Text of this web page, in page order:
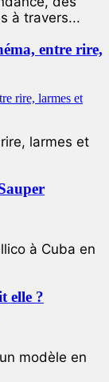
à travers...
entre rire,
larmes et
à Cuba en
elle ?
modèle en